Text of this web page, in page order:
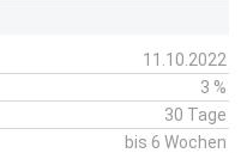
11.10.2022
3 %
30 Tage
bis 6 Wochen